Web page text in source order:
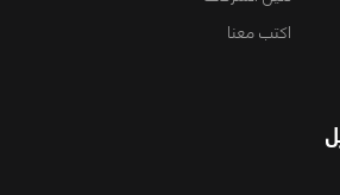
اكتب معنا